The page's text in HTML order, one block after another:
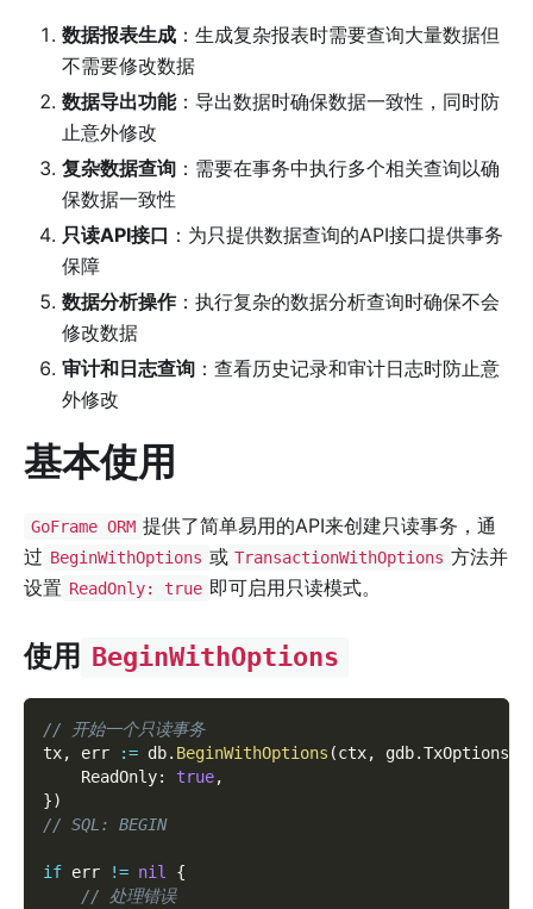
数据报表生成 ：生成复杂报表时需要查询大量数据但
不需要修改数据
数据导出功能：导出数据时确保数据一致性，同时防
止意外修改
复杂数据查询 ：需要在事务中执行多个相关查询以确
保数据一致性
只读API接口 ：为只提供数据查询的API接口提供事务
保障
数据分析操作：执行复杂的数据分析查询时确保不会
修改数据
审计和日志查询 ：查看历史记录和审计日志时防止意
外修改
基本使用
GoFrame ORM 提供了简单易用的API来创建只读事务，通
过 BeginWithOptions 或 TransactionWithOptions 方法并
设置 ReadOnly: true 即可启用只读模式。
使用 BeginWithOptions
// 开始一个只读事务
tx, err := db. BeginWithOptions (ctx, gdb.TxOptions
    ReadOnly
: true,
})
// SQL: BEGIN
if err != nil
{
// 处理错误